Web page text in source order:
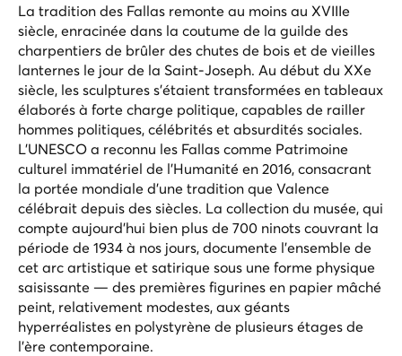
La tradition des Fallas remonte au moins au XVIIIe
siècle, enracinée dans la coutume de la guilde des
charpentiers de brûler des chutes de bois et de vieilles
lanternes le jour de la Saint-Joseph. Au début du XXe
siècle, les sculptures s'étaient transformées en tableaux
élaborés à forte charge politique, capables de railler
hommes politiques, célébrités et absurdités sociales.
L'UNESCO a reconnu les Fallas comme Patrimoine
culturel immatériel de l'Humanité en 2016, consacrant
la portée mondiale d'une tradition que Valence
célébrait depuis des siècles. La collection du musée, qui
compte aujourd'hui bien plus de 700 ninots couvrant la
période de 1934 à nos jours, documente l'ensemble de
cet arc artistique et satirique sous une forme physique
saisissante — des premières figurines en papier mâché
peint, relativement modestes, aux géants
hyperréalistes en polystyrène de plusieurs étages de
l'ère contemporaine.